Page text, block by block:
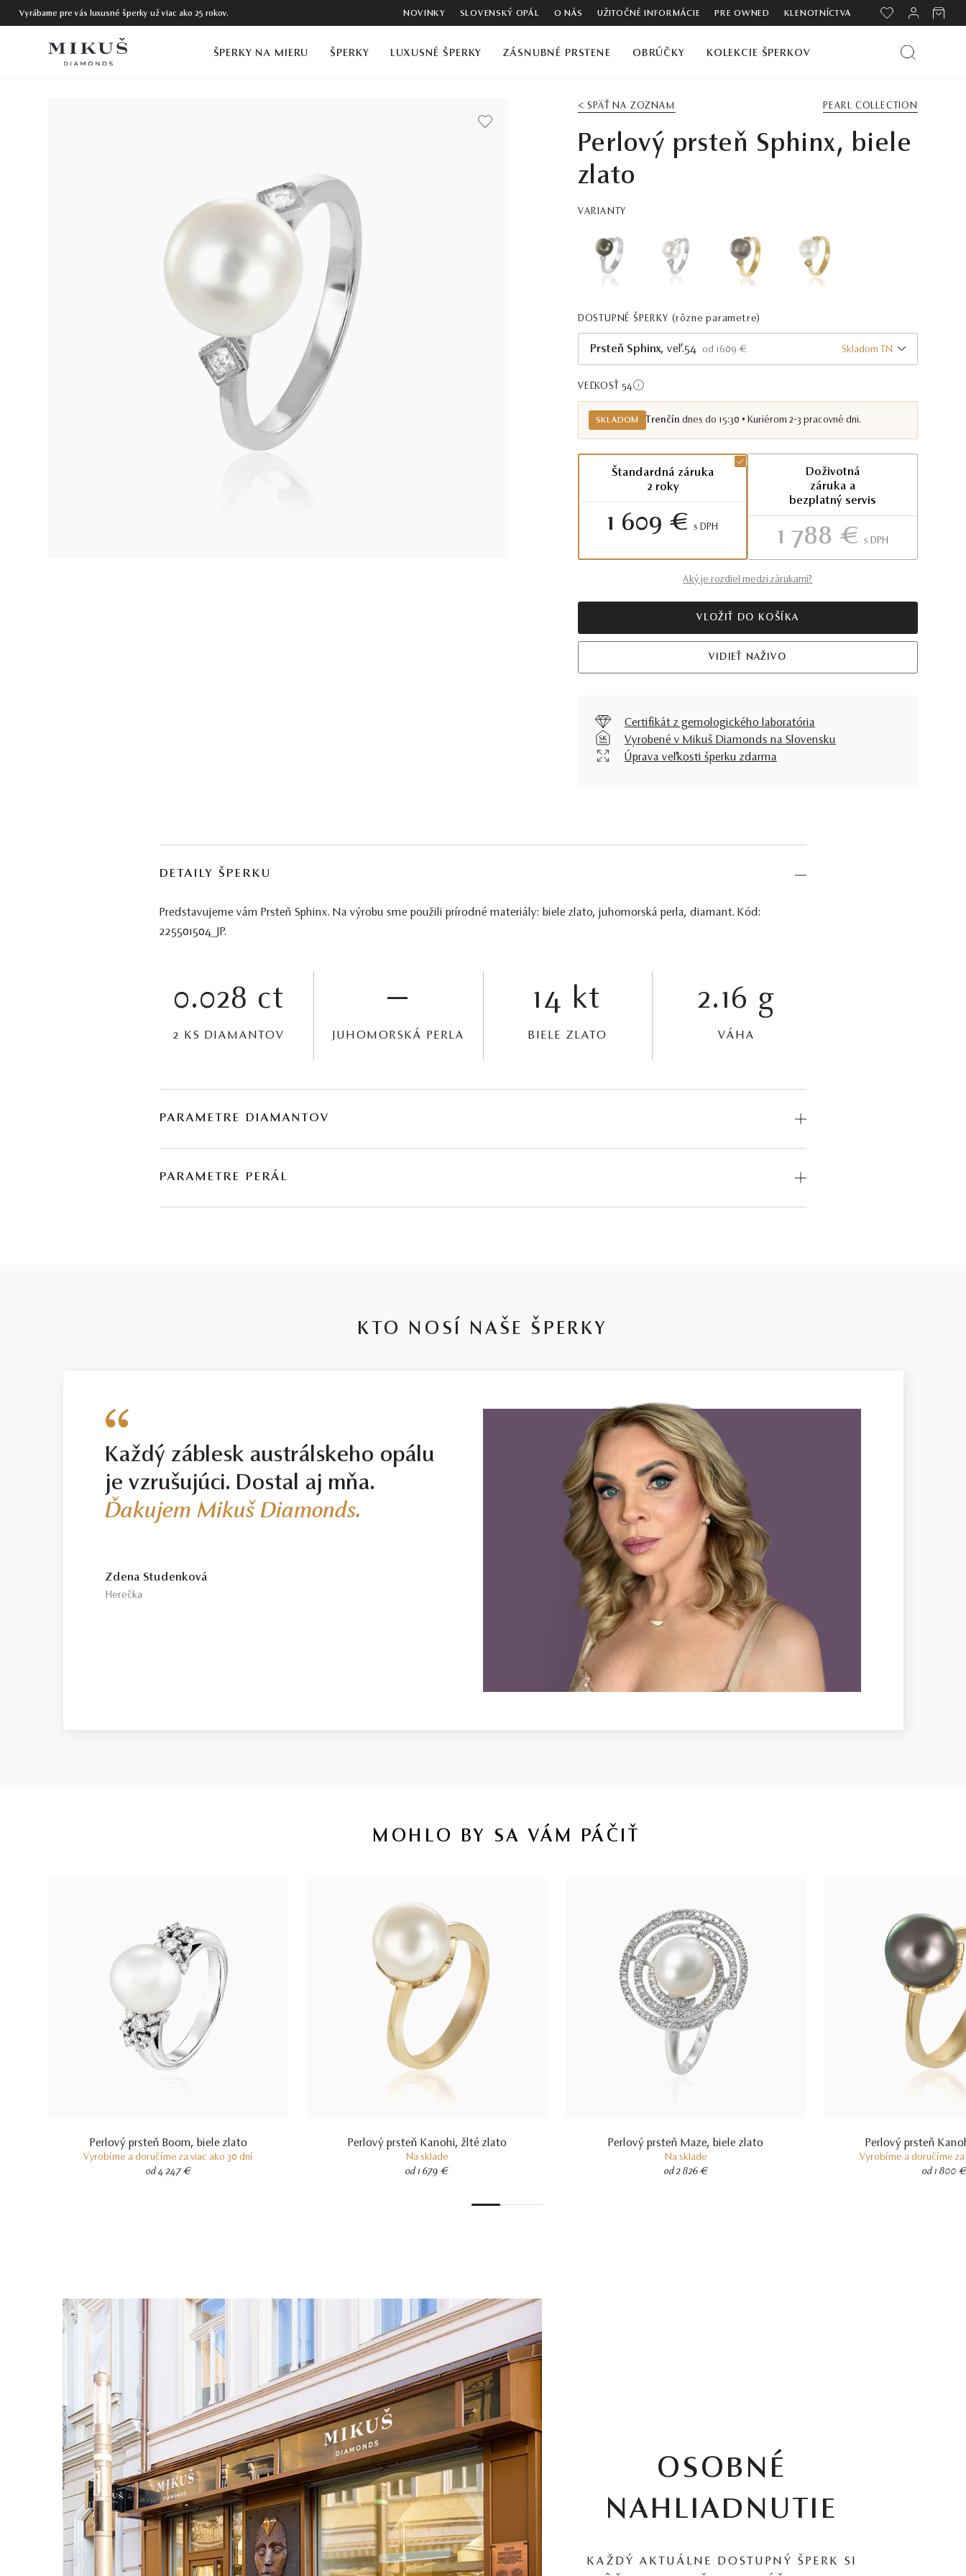
Vyrábame pre vás luxusné šperky už viac ako 25 rokov. NOVINKY SLOVENSKÝ OPÁL O NÁS UŽITOČNÉ INFORMÁCIE PRE OWNED KLENOTNÍCTVA
ŠPERKY NA MIERU ŠPERKY LUXUSNÉ ŠPERKY ZÁSNUBNÉ PRSTENE OBRÚČKY KOLEKCIE ŠPERKOV
< SPÄŤ NA ZOZNAM PEARL COLLECTION
Perlový prsteň Sphinx, biele
zlato
VARIANTY
DOSTUPNÉ ŠPERKY (rôzne parametre)
Prsteň Sphinx, veľ.54 od 1609 € Skladom TN
VEĽKOSŤ 54
SKLADOM Trenčín dnes do 15:30 • Kuriérom 2-3 pracovné dni.
Štandardná záruka
2 roky
1 609 € S DPH
Doživotná
záruka a
bezplatný servis
1 788 € S DPH
Aký je rozdiel medzi zárukami?
VLOŽIŤ DO KOŠÍKA
VIDIEŤ NAŽIVO
Certifikát z gemologického laboratória
Vyrobené v Mikuš Diamonds na Slovensku
Úprava veľkosti šperku zdarma
DETAILY ŠPERKU
Predstavujeme vám Prsteň Sphinx. Na výrobu sme použili prírodné materiály: biele zlato, juhomorská perla, diamant. Kód:
225501504_JP.
0.028 ct
2 KS DIAMANTOV
—
JUHOMORSKÁ PERLA
14 kt
BIELE ZLATO
2.16 g
VÁHA
PARAMETRE DIAMANTOV
PARAMETRE PERÁL
KTO NOSÍ NAŠE ŠPERKY
Každý záblesk austrálskeho opálu
je vzrušujúci. Dostal aj mňa.
Ďakujem Mikuš Diamonds.
Zdena Studenková
Herečka
MOHLO BY SA VÁM PÁČIŤ
Perlový prsteň Boom, biele zlato
Vyrobíme a doručíme za viac ako 30 dní
od 4 247 €
Perlový prsteň Kanohi, žlté zlato
Na sklade
od 1 679 €
Perlový prsteň Maze, biele zlato
Na sklade
od 2 826 €
Perlový prsteň
Vyrobíme a doručíme za
od 1 800
OSOBNÉ
NAHLIADNUTIE
KAŽDÝ AKTUÁLNE DOSTUPNÝ ŠPERK SI